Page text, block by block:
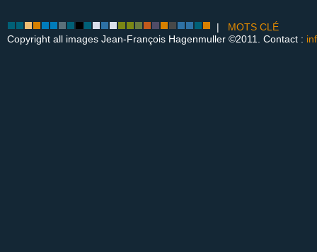
| MOTS CLÉ
Copyright all images Jean-François Hagenmuller ©2011. Contact :